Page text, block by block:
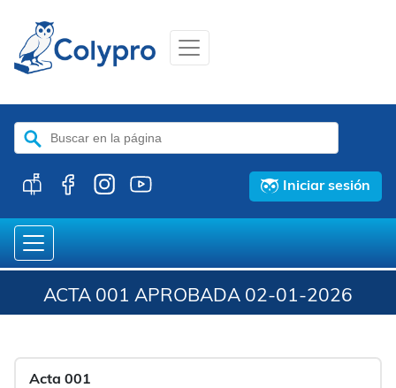
Buscar:
Iniciar sesión
ACTA 001 APROBADA 02-01-2026
Acta 001